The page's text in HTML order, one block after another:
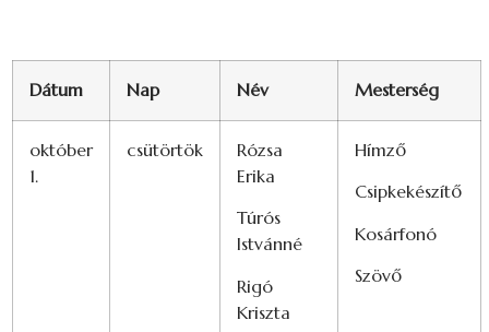
Dátum Nap Név Mesterség
október
1.
csütörtök
Rózsa
Erika
Túrós
Istvánné
Rigó
Kriszta
Hímző
Csipkekészítő
Kosárfonó
Szövő